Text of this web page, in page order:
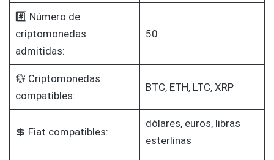
#️⃣ Número de
criptomonedas
admitidas:
50
💱 Criptomonedas
compatibles:
BTC, ETH, LTC, XRP
💲 Fiat compatibles:
dólares, euros, libras
esterlinas